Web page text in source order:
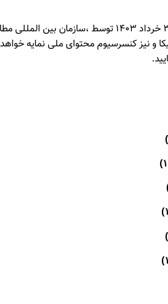
هجدهمین کنفرانس بین المللی حقوق و علوم
و نیز کنسرسیوم محتوای ملی نمایه